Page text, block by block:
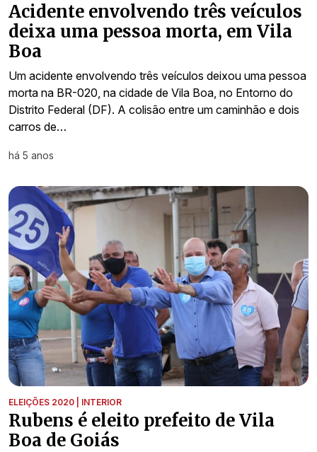
Acidente envolvendo três veículos
deixa uma pessoa morta, em Vila
Boa
Um acidente envolvendo três veículos deixou uma pessoa
morta na BR-020, na cidade de Vila Boa, no Entorno do
Distrito Federal (DF). A colisão entre um caminhão e dois
carros de…
há 5 anos
ELEIÇÕES 2020 | INTERIOR
Rubens é eleito prefeito de Vila
Boa de Goiás